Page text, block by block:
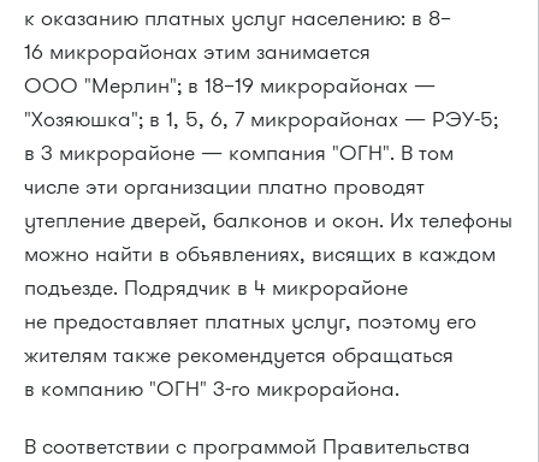
к оказанию платных услуг населению: в 8–
16 микрорайонах этим занимается
ООО "Мерлин"; в 18–19 микрорайонах —
"Хозяюшка"; в 1, 5, 6, 7 микрорайонах — РЭУ-5;
в 3 микрорайоне — компания "ОГН". В том
числе эти организации платно проводят
утепление дверей, балконов и окон. Их телефоны
можно найти в объявлениях, висящих в каждом
подъезде. Подрядчик в 4 микрорайоне
не предоставляет платных услуг, поэтому его
жителям также рекомендуется обращаться
в компанию "ОГН" 3-го микрорайона.
В соответствии с программой Правительства